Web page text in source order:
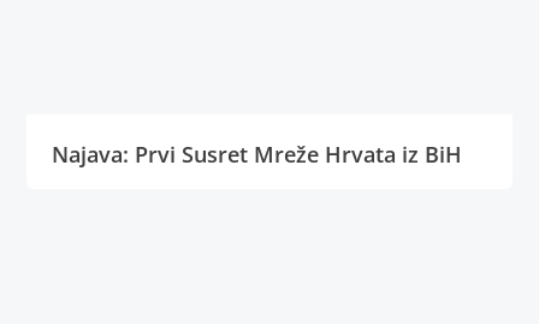
Najava: Prvi Susret Mreže Hrvata iz BiH